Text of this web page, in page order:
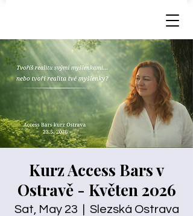
Kurz Access Bars v
Ostravě - Květen 2026
Sat, May 23 Slezská Ostrava